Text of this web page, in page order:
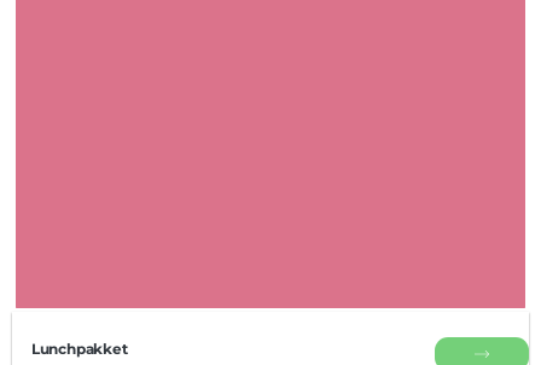
Lunchpakket